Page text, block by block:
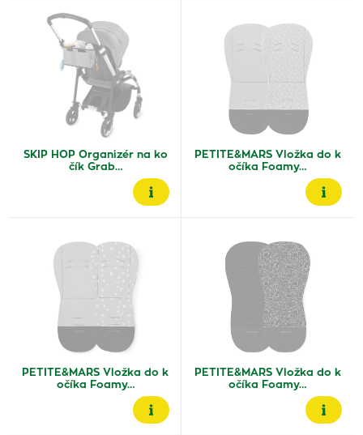
SKIP HOP Organizér na ko
čík Grab…
PETITE&MARS Vložka do k
očíka Foamy…
PETITE&MARS Vložka do k
očíka Foamy…
PETITE&MARS Vložka do k
očíka Foamy…